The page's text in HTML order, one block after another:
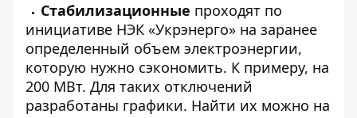
Стабилизационные проходят по
инициативе НЭК «Укрэнерго» на заранее
определенный объем электроэнергии,
которую нужно сэкономить. К примеру, на
200 МВт. Для таких отключений
разработаны графики. Найти их можно на